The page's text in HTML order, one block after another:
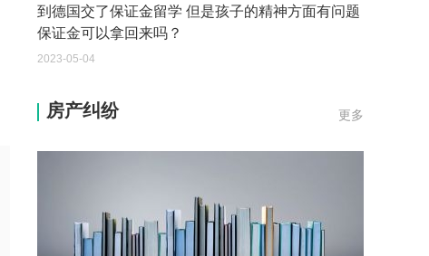
到德国交了保证金留学 但是孩子的精神方面有问题
保证金可以拿回来吗？
2023-05-04
2023-05-04
您好：请问从国外进口的费钢税率是多少？非常感
外国旅游签证可以在中国大使馆登记结婚吗？
更多
房产纠纷